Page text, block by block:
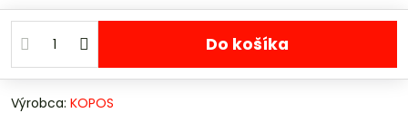
Do košíka
Výrobca: KOPOS